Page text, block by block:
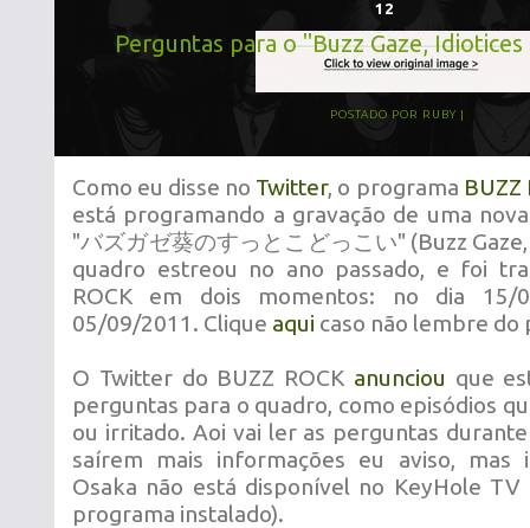
12
Perguntas para o "Buzz Gaze,
POSTADO POR RUBY
Como eu disse no Twitter, o programa BUZZ
está programando a gravação de uma
"バズガゼ葵のすっとこどっこい" (Buzz
quadro estreou no ano passado, e foi
ROCK em dois momentos: no dia
05/09/2011. Clique aqui caso não lembre do
O Twitter do BUZZ ROCK anunciou que
perguntas para o quadro, como episódios
ou irritado. Aoi vai ler as perguntas
saírem mais informações eu aviso, mas
Osaka não está disponível no KeyHole
programa instalado).